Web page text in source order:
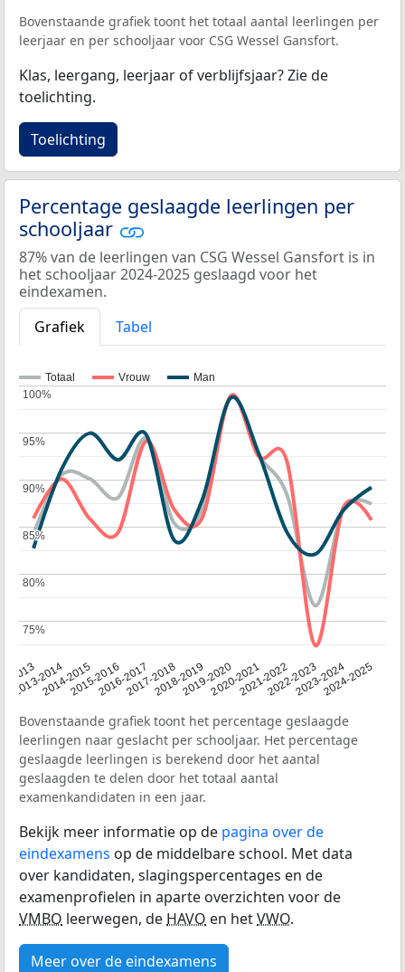
Bovenstaande grafiek toont het totaal aantal leerlingen per
leerjaar en per schooljaar voor CSG Wessel Gansfort.
Klas, leergang, leerjaar of verblijfsjaar? Zie de
toelichting.
Toelichting
Percentage geslaagde leerlingen per
schooljaar
87% van de leerlingen van CSG Wessel Gansfort is in
het schooljaar 2024-2025 geslaagd voor het
eindexamen.
Grafiek
Tabel
Totaal Vrouw Man
2013
2013-2014
2014-20152015-20162016-20172017-20182018-20192019-20202020-20212021-20222022-20232023-20242024-2025
75%
75%
80%
80%
85%
85%
90%
90%
95%
95%
100%
100%
Bovenstaande grafiek toont het percentage geslaagde
leerlingen naar geslacht per schooljaar. Het percentage
geslaagde leerlingen is berekend door het aantal
geslaagden te delen door het totaal aantal
examenkandidaten in een jaar.
Bekijk meer informatie op de pagina over de
eindexamens op de middelbare school. Met data
over kandidaten, slagingspercentages en de
examenprofielen in aparte overzichten voor de
VMBO leerwegen, de HAVO en hetVWO.
Meer over de eindexamens